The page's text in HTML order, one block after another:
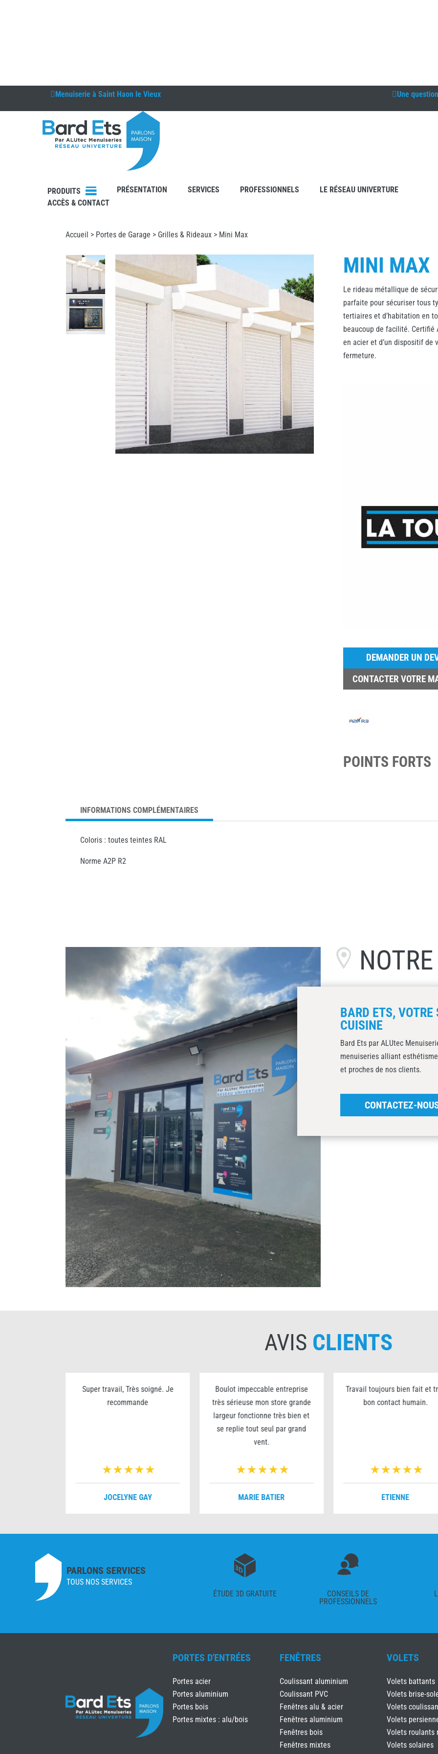
Menuiserie à Saint Haon le Vieux Une
PRODUITS PRÉSENTATION SERVICES PROFESSIONNELS
LE RÉSEAU UNIVERTURE
ACCÈS & CONTACT
Accueil > Portes de Garage > Grilles & Rideaux > Mini Max
MINI MAX
Le rideau métallique de
parfaite pour sécuriser tous
tertiaires et d’habitation en
beaucoup de facilité. Certifié
en acier et d’un dispositif de
fermeture.
DEMANDER UN
CONTACTER VOTRE
POINTS FORTS
INFORMATIONS COMPLÉMENTAIRES
Coloris : toutes teintes RAL
Norme A2P R2
BARD ETS,
CUISINE
Bard Ets par ALUtec
menuiseries alliant
et proches de nos clients.
CONTACTEZ-
AVIS CLIENTS
Super travail, Très soigné. Je
recommande
JOCELYNE GAY
Boulot impeccable entreprise
très sérieuse mon store grande
largeur fonctionne très bien et
se replie tout seul par grand
vent.
MARIE BATIER
Travail toujours bien fait et
bon contact humain.
ETIENNE
PARLONS SERVICES
TOUS NOS SERVICES
ÉTUDE 3D GRATUITE
CONSEILS DE
PROFESSIONNELS
PORTES D'ENTRÉES
Portes acier
Portes aluminium
Portes bois
Portes mixtes : alu/bois
FENÊTRES
Coulissant aluminium
Coulissant PVC
Fenêtres alu & acier
Fenêtres aluminium
Fenêtres bois
Fenêtres mixtes
VOLETS
Volets battants
Volets brise-
Volets
Volets
Volets roulants
Volets solaires